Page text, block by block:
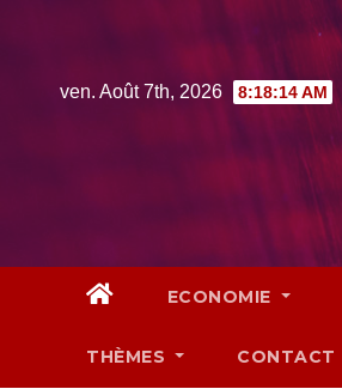
contentven. Août 7th, 2026 8:18:15 AM
ECONOMIE
THÈMES CONTACT